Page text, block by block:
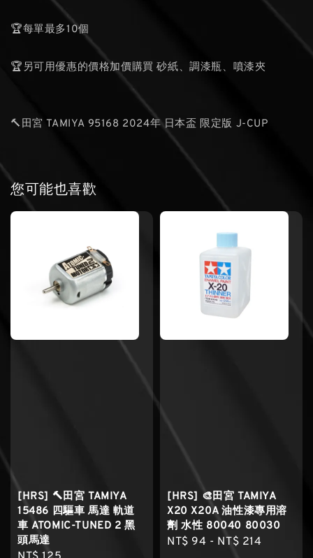
🏆每單最多10個
🏆另可用優惠的價格加價購買 砂紙、調漆瓶、噴漆夾
🔨田宮 TAMIYA 95168 2024年 日本盃 限定版 J-CUP
您可能也喜歡
[HRS] 🔨田宮 TAMIYA
15486 四驅車 馬達 軌道
車 ATOMIC-TUNED 2 黑
頭馬達
[HRS] 🎨田宮 TAMIYA
X20 X20A 油性漆專用溶
劑 水性 80040 80030
Regular
NT$ 94 - NT$ 214